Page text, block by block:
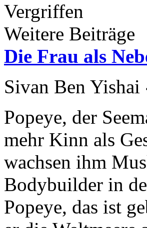
Vergriffen
Weitere Beiträge
Die Frau als
Sivan Ben
Popeye, der
mehr Kinn als
wachsen ihm
Bodybuilder in
Popeye, das ist